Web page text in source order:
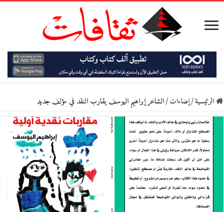
الرئيسية/إضاءات/الشاعر إبراهيم اليوسف يقارب النقد في مؤلف جديد